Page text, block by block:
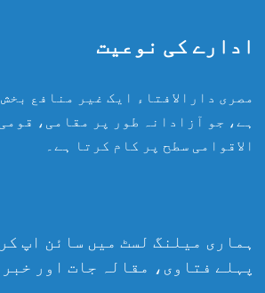
ادارے کی نوعیت
مصری دارالافتاء ایک غیر منافع
ہے، جو آزادانہ طور پر مقامی،
الاقوامی سطح پر کام کرتا ہے۔
ہماری میلنگ لسٹ میں سائن اپ
پہلے فتاوی، مقالہ جات اور